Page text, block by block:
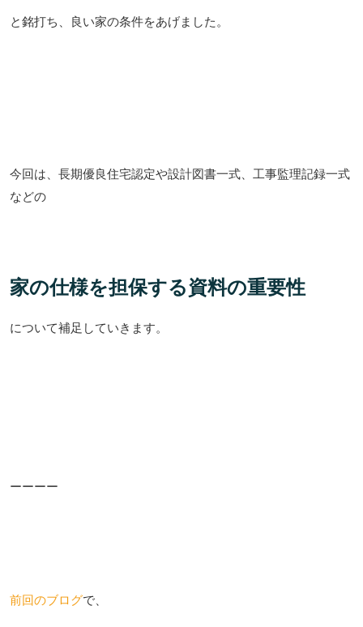
と銘打ち、良い家の条件をあげました。
今回は、長期優良住宅認定や設計図書一式、工事監理記録一式
などの
家の仕様を担保する資料の重要性
について補足していきます。
ーーーー
前回のブログで、